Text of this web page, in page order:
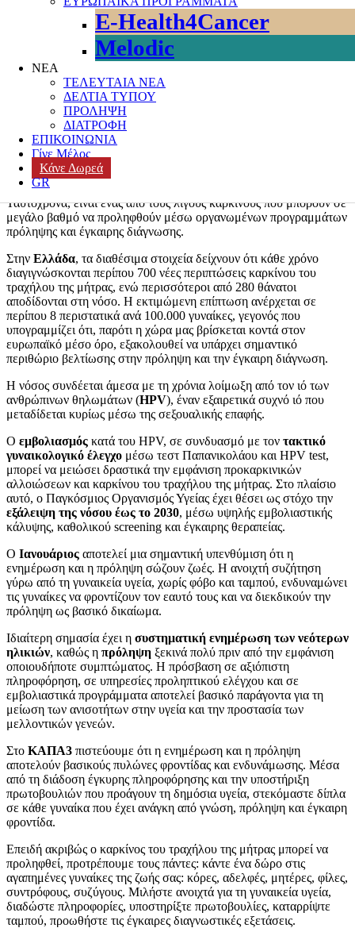
E-Health4Cancer
Melodic
ΝΕΑ
ΤΕΛΕΥΤΑΙΑ ΝΕΑ
ΔΕΛΤΙΑ ΤΥΠΟΥ
ΠΡΟΛΗΨΗ
ΔΙΑΤΡΟΦΗ
ΕΠΙΚΟΙΝΩΝΙΑ
Γίνε Μέλος
Κάνε Δωρεά
GR
ενημέρωση και τηνευαισθητοποίηση για τον καρκίνο του
τραχήλου της μήτρας. Ο μήνας αυτός, γνωστός ως Cervical
Cancer Awareness Month, έχει στόχο να αναδείξει τη σημασία της
πρόληψης, του έγκαιρου ελέγχου και του εμβολιασμού κατά του
ιού HPV, ο οποίος ευθύνεται σχεδόν για το σύνολο των
περιστατικών της νόσου.
καρκίνος του τραχήλου της μήτρας
ζήτημα δημόσιας υγείας σε παγκόσμιο επίπεδο. Σύμφωνα με τον
Παγκόσμιο Οργανισμό Υγείας
παγκοσμίως περίπου 660.000 νέες περιπτώσεις και περισσότεροι
από 350.000 θάνατοι. Πρόκειται για έναν από τους συχνότερους
καρκίνους στις γυναίκες, ιδιαίτερα σε χώρες όπου η πρόσβαση σε
προληπτικό έλεγχο και εμβολιασμό είναι περιορισμένη.
Ταυτόχρονα, είναι ένας από τους λίγους καρκίνους που μπορούν σε
μεγάλο βαθμό να προληφθούν μέσω οργανωμένων προγραμμάτων
πρόληψης και έγκαιρης διάγνωσης.
Στην Ελλάδα, τα διαθέσιμα στοιχεία δείχνουν ότι κάθε χρόνο
διαγιγνώσκονται περίπου 700 νέες περιπτώσεις καρκίνου του
τραχήλου της μήτρας, ενώ περισσότεροι από 280 θάνατοι
αποδίδονται στη νόσο. Η εκτιμώμενη επίπτωση ανέρχεται σε
περίπου 8 περιστατικά ανά 100.000 γυναίκες, γεγονός που
υπογραμμίζει ότι, παρότι η χώρα μας βρίσκεται κοντά στον
ευρωπαϊκό μέσο όρο, εξακολουθεί να υπάρχει σημαντικό
περιθώριο βελτίωσης στην πρόληψη και την έγκαιρη διάγνωση.
Η νόσος συνδέεται άμεσα με τη χρόνια λοίμωξη από τον ιό των
ανθρώπινων θηλωμάτων (HPV), έναν εξαιρετικά συχνό ιό που
μεταδίδεται κυρίως μέσω της σεξουαλικής επαφής.
Ο εμβολιασμός κατά του HPV, σε συνδυασμό με τον τακτικό
γυναικολογικό έλεγχο μέσω τεστ Παπανικολάου και HPV test,
μπορεί να μειώσει δραστικά την εμφάνιση προκαρκινικών
αλλοιώσεων και καρκίνου του τραχήλου της μήτρας. Στο πλαίσιο
αυτό, ο Παγκόσμιος Οργανισμός Υγείας έχει θέσει ως στόχο την
εξάλειψη της νόσου έως το 2030, μέσω υψηλής εμβολιαστικής
κάλυψης, καθολικού screening και έγκαιρης θεραπείας.
Ο Ιανουάριος αποτελεί μια σημαντική υπενθύμιση ότι η
ενημέρωση και η πρόληψη σώζουν ζωές. Η ανοιχτή συζήτηση
γύρω από τη γυναικεία υγεία, χωρίς φόβο και ταμπού, ενδυναμώνει
τις γυναίκες να φροντίζουν τον εαυτό τους και να διεκδικούν την
πρόληψη ως βασικό δικαίωμα.
Ιδιαίτερη σημασία έχει η συστηματική ενημέρωση των νεότερων
ηλικιών, καθώς η πρόληψη ξεκινά πολύ πριν από την εμφάνιση
οποιουδήποτε συμπτώματος. Η πρόσβαση σε αξιόπιστη
πληροφόρηση, σε υπηρεσίες προληπτικού ελέγχου και σε
εμβολιαστικά προγράμματα αποτελεί βασικό παράγοντα για τη
μείωση των ανισοτήτων στην υγεία και την προστασία των
μελλοντικών γενεών.
Στο ΚΑΠΑ3 πιστεύουμε ότι η ενημέρωση και η πρόληψη
αποτελούν βασικούς πυλώνες φροντίδας και ενδυνάμωσης. Μέσα
από τη διάδοση έγκυρης πληροφόρησης και την υποστήριξη
πρωτοβουλιών που προάγουν τη δημόσια υγεία, στεκόμαστε δίπλα
σε κάθε γυναίκα που έχει ανάγκη από γνώση, πρόληψη και έγκαιρη
φροντίδα.
Επειδή ακριβώς ο καρκίνος του τραχήλου της μήτρας μπορεί να
προληφθεί, προτρέπουμε τους πάντες: κάντε ένα δώρο στις
αγαπημένες γυναίκες της ζωής σας: κόρες, αδελφές, μητέρες, φίλες,
συντρόφους, συζύγους. Μιλήστε ανοιχτά για τη γυναικεία υγεία,
διαδώστε πληροφορίες, υποστηρίξτε πρωτοβουλίες, καταρρίψτε
ταμπού, προωθήστε τις έγκαιρες διαγνωστικές εξετάσεις.